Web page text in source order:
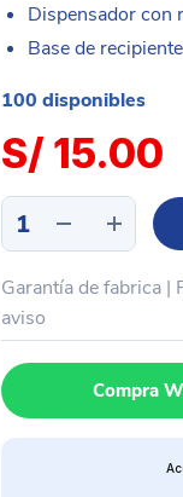
Dispensador con
Base de
100 disponibles
S/15.00
Dispensador
liquido
cuadrado
MECHANIC
FT01
100ML
cantidad
Garantía de fabrica |
aviso
Compra